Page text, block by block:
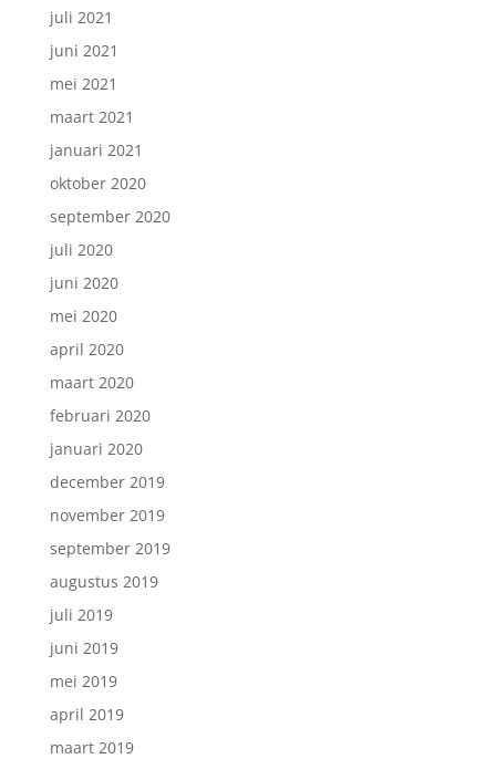
juli 2021
juni 2021
mei 2021
maart 2021
januari 2021
oktober 2020
september 2020
juli 2020
juni 2020
mei 2020
april 2020
maart 2020
februari 2020
januari 2020
december 2019
november 2019
september 2019
augustus 2019
juli 2019
juni 2019
mei 2019
april 2019
maart 2019